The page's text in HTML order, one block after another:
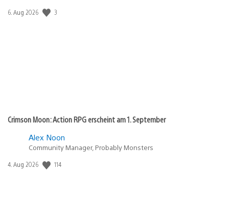
Veröffentlichungsdatum:
6. Aug 2026 3
Crimson Moon: Action RPG erscheint am 1. September
Alex Noon
Community Manager, Probably Monsters
Veröffentlichungsdatum:
4. Aug 2026 114